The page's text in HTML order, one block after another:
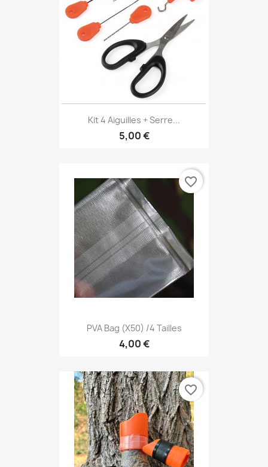
Kit 4 Aiguilles + Serre...
5,00 €
PVA Bag (X50) /4 Tailles
4,00 €
favorite_border
favorite_border